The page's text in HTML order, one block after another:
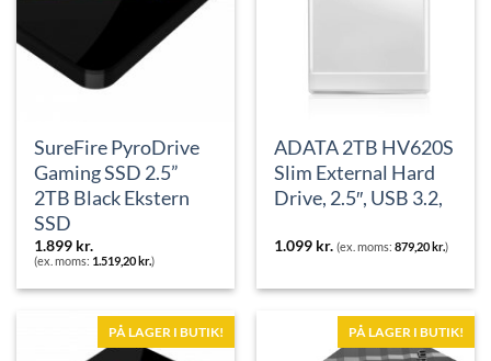
SureFire PyroDrive
Gaming SSD 2.5”
2TB Black Ekstern
SSD
1.899 kr.
(ex. moms: 1.519,20 kr.)
ADATA 2TB HV620S
Slim External Hard
Drive, 2.5″, USB 3.2,
1.099 kr. (ex. moms:879,20 kr.)
PÅ LAGER I BUTIK! PÅ LAGER I BUTIK!